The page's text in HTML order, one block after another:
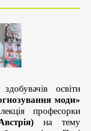
освіти
моди»
професорки
на тему